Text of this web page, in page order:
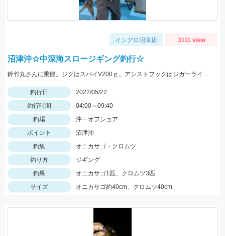
イシグロ沼津店 3111 view
沼津沖☆中深海スロージギング釣行☆
鈴竹丸さんに乗船。ジグはスパイV200ｇ。アシストフックはジガーライトシワリ2/0を使用。
釣行日
2022/05/22
釣行時間
04:00～09:40
釣場
沖・オフショア
ポイント
沼津沖
釣魚
オニカサゴ・クロムツ
釣り方
ジギング
釣果
オニカサゴ1匹、クロムツ3匹
サイズ
オニカサゴ約40cm、クロムツ40cm